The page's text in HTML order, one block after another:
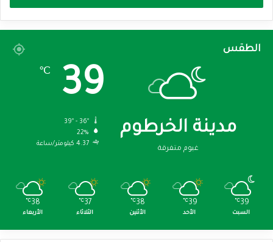
الطقس
مدينة الخرطوم
غيوم متفرقة
39
℃
22%
4.37 كيلومتر/ساعة
39
℃
السبت
39
℃
الأحد
38
℃
الأثنين
37
℃
الثلاثاء
38
℃
الأربعاء